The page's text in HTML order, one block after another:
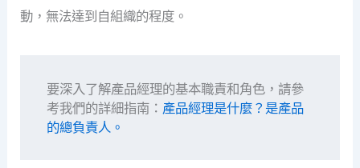
動，無法達到自組織的程度。
要深入了解產品經理的基本職責和角色，請參
考我們的詳細指南： 產品經理是什麼？是產品
的總負責人。